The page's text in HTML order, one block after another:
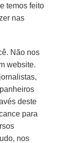
temos feito
nas
Não nos
website.
deste
para
nos